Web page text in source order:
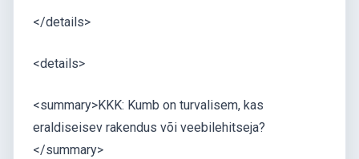
</details>
<details>
<summary>KKK: Kumb on turvalisem, kas
eraldiseisev rakendus või veebilehitseja?
</summary>